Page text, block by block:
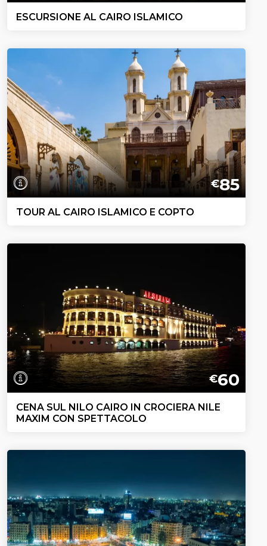
ESCURSIONE AL CAIRO ISLAMICO
€85
TOUR AL CAIRO ISLAMICO E COPTO
€60
CENA SUL NILO CAIRO IN CROCIERA NILE
MAXIM CON SPETTACOLO